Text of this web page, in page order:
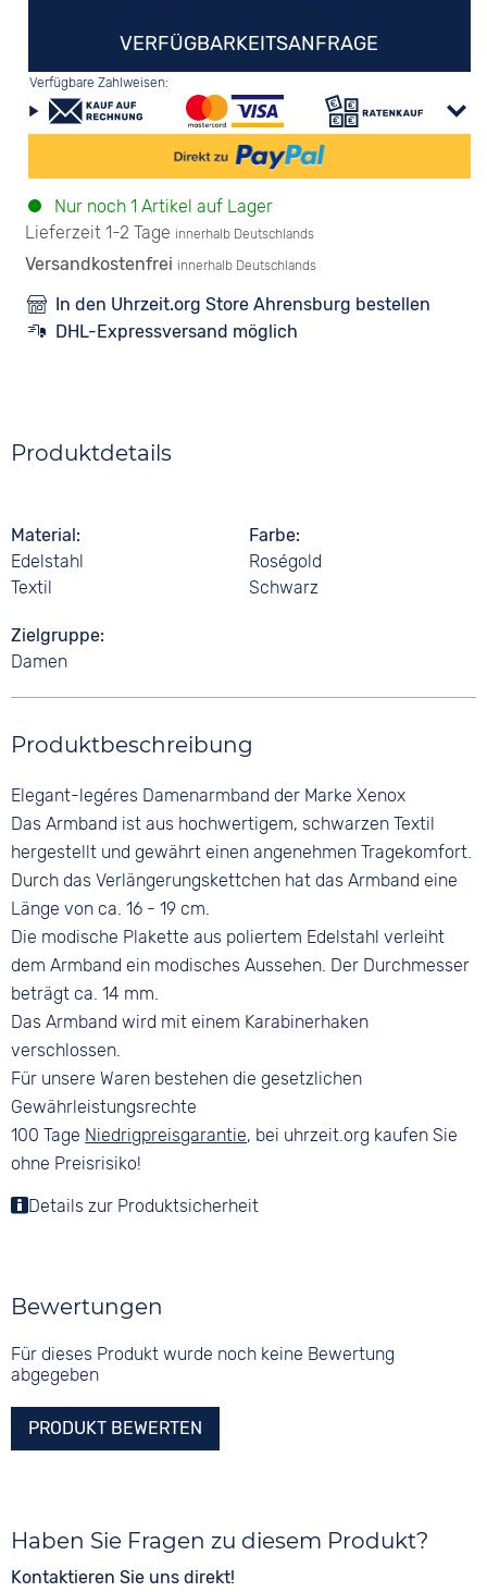
VERFÜGBARKEITSANFRAGE
Verfügbare Zahlweisen:
Nur noch 1 Artikel auf Lager
Lieferzeit 1-2 Tage innerhalb Deutschlands
Versandkostenfrei innerhalb Deutschlands
In den Uhrzeit.org Store Ahrensburg bestellen
DHL-Expressversand möglich
Produktdetails
Material
Edelstahl
Textil
Farbe
Roségold
Schwarz
Zielgruppe
Damen
Produktbeschreibung
Elegant-legéres Damenarmband der Marke Xenox
Das Armband ist aus hochwertigem, schwarzen Textil
hergestellt und gewährt einen angenehmen Tragekomfort.
Durch das Verlängerungskettchen hat das Armband eine
Länge von ca. 16 - 19 cm.
Die modische Plakette aus poliertem Edelstahl verleiht
dem Armband ein modisches Aussehen. Der Durchmesser
beträgt ca. 14 mm.
Das Armband wird mit einem Karabinerhaken
verschlossen.
Für unsere Waren bestehen die gesetzlichen
Gewährleistungsrechte
100 Tage Niedrigpreisgarantie, bei uhrzeit.org kaufen Sie
ohne Preisrisiko!
Details zur Produktsicherheit
Bewertungen
Für dieses Produkt wurde noch keine Bewertung
abgegeben
PRODUKT BEWERTEN
Haben Sie Fragen zu diesem Produkt?
Kontaktieren Sie uns direkt!